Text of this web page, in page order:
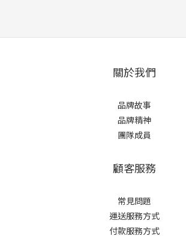
關於我們
品牌故事
品牌精神
團隊成員
顧客服務
常見問題
運送服務方式
付款服務方式